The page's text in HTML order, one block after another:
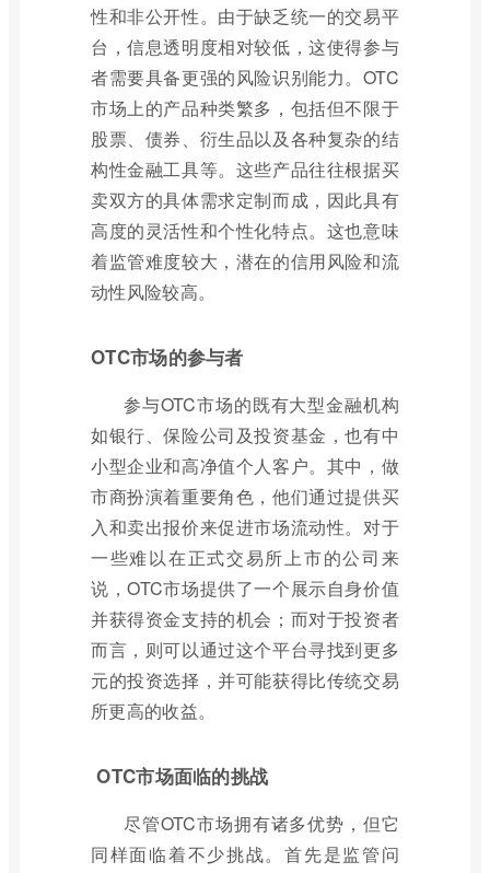
性和非公开性。由于缺乏统一的交易平
台，信息透明度相对较低，这使得参与
者需要具备更强的风险识别能力。OTC
市场上的产品种类繁多，包括但不限于
股票、债券、衍生品以及各种复杂的结
构性金融工具等。这些产品往往根据买
卖双方的具体需求定制而成，因此具有
高度的灵活性和个性化特点。这也意味
着监管难度较大，潜在的信用风险和流
动性风险较高。
OTC市场的参与者
参与OTC市场的既有大型金融机构
如银行、保险公司及投资基金，也有中
小型企业和高净值个人客户。其中，做
市商扮演着重要角色，他们通过提供买
入和卖出报价来促进市场流动性。对于
一些难以在正式交易所上市的公司来
说，OTC市场提供了一个展示自身价值
并获得资金支持的机会；而对于投资者
而言，则可以通过这个平台寻找到更多
元的投资选择，并可能获得比传统交易
所更高的收益。
OTC市场面临的挑战
尽管OTC市场拥有诸多优势，但它
同样面临着不少挑战。首先是监管问